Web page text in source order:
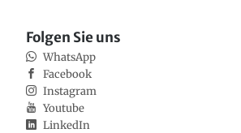
Folgen Sie uns
WhatsApp
Facebook
Instagram
Youtube
LinkedIn